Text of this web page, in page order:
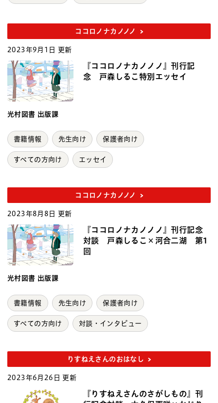
ココロノナカノノノ
2023年9月1日 更新
『ココロノナカノノノ』刊行記
念 戸森しるこ特別エッセイ
光村図書 出版課
書籍情報 先生向け 保護者向け
すべての方向け エッセイ
ココロノナカノノノ
2023年8月8日 更新
『ココロノナカノノノ』刊行記念
対談 戸森しるこ×河合二湖 第1
回
光村図書 出版課
書籍情報 先生向け 保護者向け
すべての方向け 対談・インタビュー
りすねえさんのおはなし
2023年6月26日 更新
『りすねえさんのさがしもの』刊